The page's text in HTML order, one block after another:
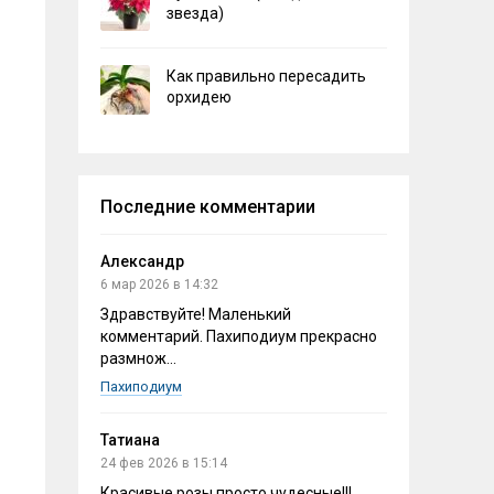
звезда)
Как правильно пересадить
орхидею
Последние комментарии
Александр
6 мар 2026 в 14:32
Здравствуйте! Маленький
комментарий. Пахиподиум прекрасно
размнож...
Пахиподиум
Татиана
24 фев 2026 в 15:14